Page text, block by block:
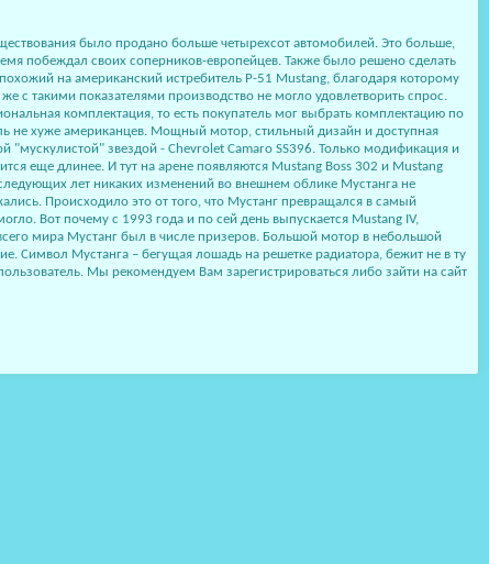
было продано больше четырехсот автомобилей. Это больше,
побеждал своих соперников-европейцев. Также было решено сделать
на американский истребитель Р-51 Mustang, благодаря которому
с такими показателями производство не могло удовлетворить спрос.
комплектация, то есть покупатель мог выбрать комплектацию по
не хуже американцев. Мощный мотор, стильный дизайн и доступная
"мускулистой" звездой - Chevrolet Camaro SS396. Только модификация и
еще длинее. И тут на арене появляются Mustang Boss 302 и Mustang
лет никаких изменений во внешнем облике Мустанга не
Происходило это от того, что Мустанг превращался в самый
Вот почему с 1993 года и по сей день выпускается Mustang IV,
мира Мустанг был в числе призеров. Большой мотор в небольшой
Символ Мустанга – бегущая лошадь на решетке радиатора, бежит не в ту
Мы рекомендуем Вам зарегистрироваться либо зайти на сайт